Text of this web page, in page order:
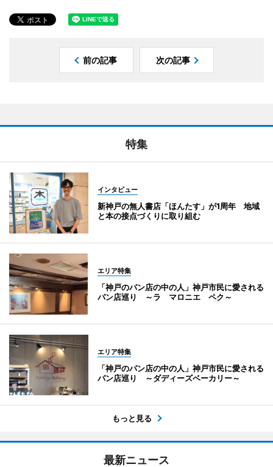
前の記事 次の記事
特集
インタビュー
新神戸の無人書店「ほんたす」が1周年 地域
と本の接点づくりに取り組む
エリア特集
「神戸のパン店の中の人」神戸市民に愛される
パン店巡り ～ラ マロニエ ペク～
エリア特集
「神戸のパン店の中の人」神戸市民に愛される
パン店巡り ～ダディーズベーカリー～
もっと見る
最新ニュース